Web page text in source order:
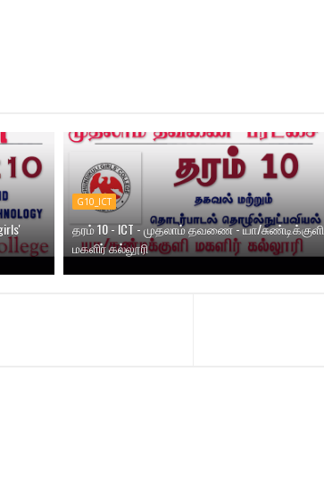
G10_ICT
தரம் 10 - ICT - முதலாம் தவணை - யா/சுண்டிக்குளி
மகளிர் கல்லூரி